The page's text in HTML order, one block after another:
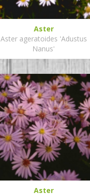
Aster
Aster ageratoides 'Adustus
Nanus'
Aster